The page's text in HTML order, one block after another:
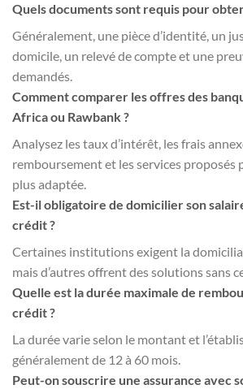
Quels documents sont requis pour
Généralement, une pièce d’identité, un
domicile, un relevé de compte et une
demandés.
Comment comparer les offres des
Africa ou Rawbank ?
Analysez les taux d’intérêt, les frais
remboursement et les services proposés
plus adaptée.
Est-il obligatoire de domicilier son
crédit ?
Certaines institutions exigent la
mais d’autres offrent des solutions sans
Quelle est la durée maximale de
crédit ?
La durée varie selon le montant et
généralement de 12 à 60 mois.
Peut-on souscrire une assurance avec